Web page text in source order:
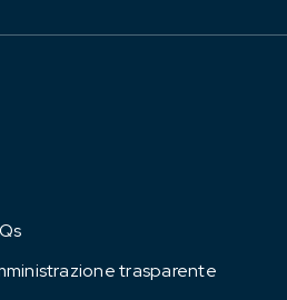
trasparente